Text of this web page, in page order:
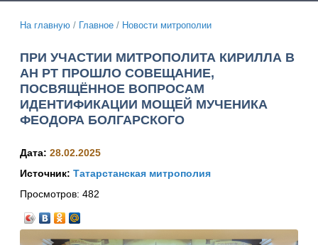
На главную / Главное / Новости митрополии
ПРИ УЧАСТИИ МИТРОПОЛИТА КИРИЛЛА В
АН РТ ПРОШЛО СОВЕЩАНИЕ,
ПОСВЯЩЁННОЕ ВОПРОСАМ
ИДЕНТИФИКАЦИИ МОЩЕЙ МУЧЕНИКА
ФЕОДОРА БОЛГАРСКОГО
Дата: 28.02.2025
Источник: Татарстанская митрополия
Просмотров: 482